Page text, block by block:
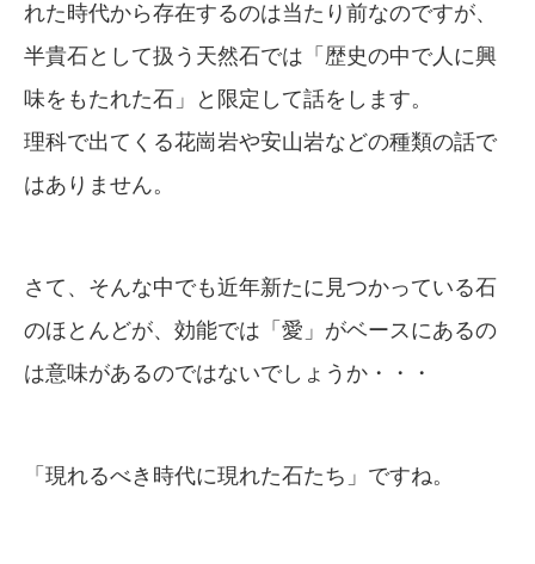
れた時代から存在するのは当たり前なのですが、
半貴石として扱う天然石では「歴史の中で人に興
味をもたれた石」と限定して話をします。
理科で出てくる花崗岩や安山岩などの種類の話で
はありません。
さて、そんな中でも近年新たに見つかっている石
のほとんどが、効能では「愛」がベースにあるの
は意味があるのではないでしょうか・・・
「現れるべき時代に現れた石たち」ですね。